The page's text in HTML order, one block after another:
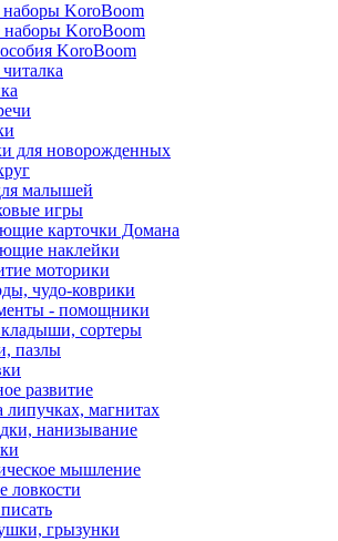
KoroBoom
наборы KoroBoom
KoroBoom
для новорожденных
малышей
игры
карточки Домана
наклейки
моторики
чудо-коврики
- помощники
сортеры
пазлы
развитие
магнитах
нанизывание
мышление
ловкости
грызунки